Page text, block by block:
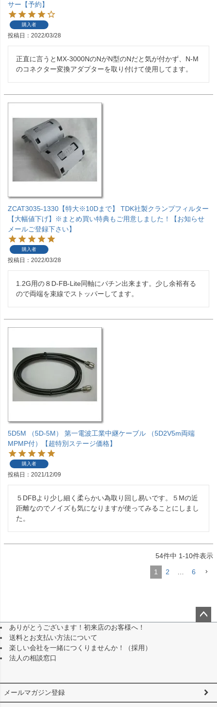
サー【予約】
購入者
投稿日 2022/03/28
正直に言うとMX-3000NのNがN型のNだと気が付かず、N-M
ZCAT3035-1330【特大※10Dまで】 TDK社製クランプフィルター
【大幅値下げ】※まとめ買い特典もご用意しました！【お知らせ
メールご登録下さい】
購入者
投稿日 2022/03/28
1.2G用の８D-FB-Lite同軸にパチン出来ます。少し余裕有る
ので両端を束線でストッパーしてます。
5D5M （5D-5M） 第一電波工業中継ケーブル （5D2V5m両端
MPMP付）【超特別ステージ価格】
購入者
投稿日 2021/12/09
５DFBより少し細く柔らかい為取り回し易いです。５Mの近
距離なのでノイズも気になりますが使ってみることにしまし
た。
54件中 1-10件表示
1 2 6
ありがとうございます！初来店のお客様へ！
送料とお支払い方法について
楽しい会社を一緒につくりませんか！（採用）
法人の相談窓口
メールマガジン登録